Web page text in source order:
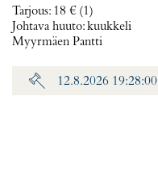
Tarjous: 18 € (1)
Johtava huuto:kuukkeli
Myyrmäen Pantti
12.8.2026 19:28:00